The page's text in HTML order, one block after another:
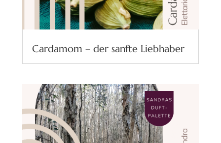
Cardamom – der sanfte Liebhaber